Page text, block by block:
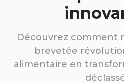
Découvrez comment
brevetée
alimentaire en